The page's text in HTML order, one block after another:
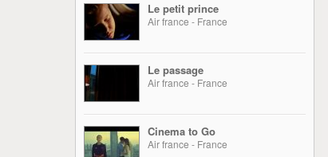
Le petit prince
Air france - France
Le passage
Air france - France
Cinema to Go
Air france - France